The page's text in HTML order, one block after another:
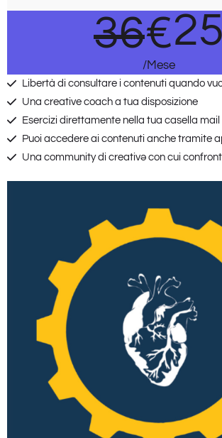
36€25
/Mese
Libertà di consultare i contenuti quando
Una creative coach a tua disposizione
Esercizi direttamente nella tua casella mail
Puoi accedere ai contenuti anche tramite
Una community di creativə con cui